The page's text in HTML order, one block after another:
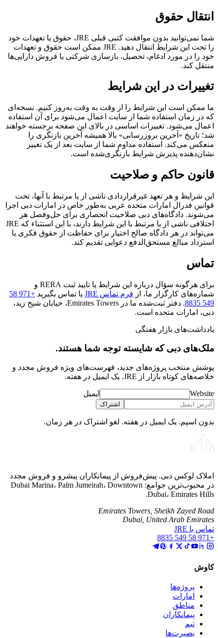
انتقال حقوق
شما نمی‌توانید بدون موافقت کتبی قبلی JRE، حقوق یا تعهدات خود
را تحت این شرایط انتقال دهید. JRE ممکن است حقوق و تعهدات
خود را در مورد ادغام، تحصیل، بازسازی شرکتی یا فروش دارایی‌ها
منتقل کند.
تغییرات در این شرایط
ما ممکن است این شرایط را از وقت به وقت به‌روز کنیم. نسخه‌ای
که در زمان استفاده شما از سایت اعمال می‌شود برای آن استفاده
اعمال می‌شود. تغییرات اساسی در بالای این صفحه برجسته خواهند
شد؛ تاریخ «آخرین بروز‌رسانی» بالا همیشه آخرین بازنگری را
منعکس می‌کند. استفاده مداوم شما از سایت بعد از یک تغییر
نشان‌دهنده پذیرش شرایط بازنگری‌شده است.
قانون حاکم و صلاحیت
این شرایط و هر تعهد غیرقراردادی ناشی از یا مرتبط با آنها، تحت
قوانین فدرال امارات متحده عربی به‌طور خاص در امارات دبی اجرا
می‌شوند. دادگاه‌های دبی صلاحیت انحصاری برای حل‌وفصل هر
اختلافی ناشی از یا مرتبط با این شرایط دارند، با این استثناء که JRE
می‌تواند در هر دادگاه صالح اختیار برای حفاظت از حقوق فکری یا
استرداد مبالغ مستحق‌الدفع دعوایی تقدیم کند.
تماس
برای هرگونه سؤال درباره این شرایط یا تایید ثبت RERA و
شماره‌های کارگزار ما، از فرم تماس JRE یا تماس بگیرید
+971 58
549 8835
. دفتر ثبت‌شده ما در Emirates Towers، خیابان شیخ زید،
دبی، امارات متحده است.
یادداشت‌های بازار هفتگی
ملک‌های دبی که شایسته توجه شما هستند.
پوشش‌ منتخب پروژه‌های جدید، فهرست‌های ویژه فروش مجدد و
خلاصه‌های کوتاه بازار از JRE. یک ایمیل در هفته.
Website ایمیل
اشتراک
بدون اسپم. یک ایمیل در هفته. لغو اشتراک در هر زمان.
املاک لوکس دبی. پیش‌فروش از پیمانکاران پیشرو و فروش مجدد
در محبوب‌ترین جوامع: Dubai Marina، Palm Jumeirah، Downtown
Dubai، Emirates Hills.
Emirates Towers, Sheikh Zayed Road
Dubai, United Arab Emirates
تماس با JRE
+971 58 549 8835
کاوش
پروژه‌ها
امارات
مناطق
پیمانکاران
تیم
بصیرت‌ها